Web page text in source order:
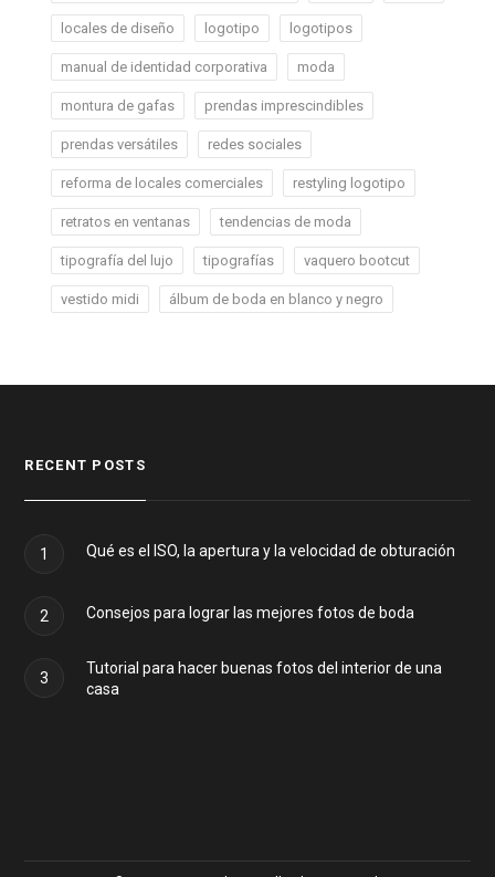
locales de diseño logotipo logotipos
manual de identidad corporativa moda
montura de gafas prendas imprescindibles
prendas versátiles redes sociales
reforma de locales comerciales restyling logotipo
retratos en ventanas tendencias de moda
tipografía del lujo tipografías vaquero bootcut
vestido midi álbum de boda en blanco y negro
RECENT POSTS
1 Qué es el ISO, la apertura y la velocidad de obturación
2 Consejos para lograr las mejores fotos de boda
3
Tutorial para hacer buenas fotos del interior de una
casa